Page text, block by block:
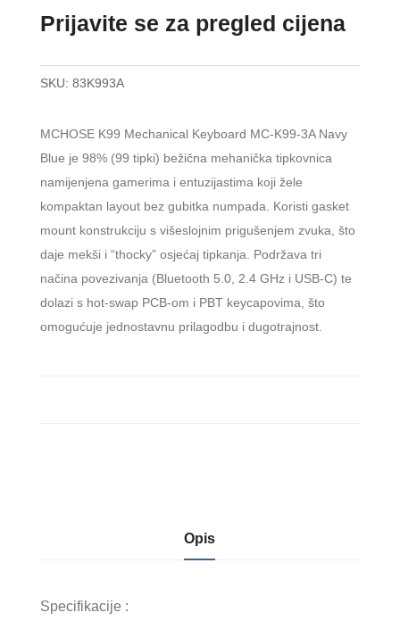
Prijavite se za pregled cijena
SKU: 83K993A
MCHOSE K99 Mechanical Keyboard MC-K99-3A Navy
Blue je 98% (99 tipki) bežična mehanička tipkovnica
namijenjena gamerima i entuzijastima koji žele
kompaktan layout bez gubitka numpada. Koristi gasket
mount konstrukciju s višeslojnim prigušenjem zvuka, što
daje mekši i “thocky” osjećaj tipkanja. Podržava tri
načina povezivanja (Bluetooth 5.0, 2.4 GHz i USB-C) te
dolazi s hot-swap PCB-om i PBT keycapovima, što
omogućuje jednostavnu prilagodbu i dugotrajnost.
Opis
Specifikacije :